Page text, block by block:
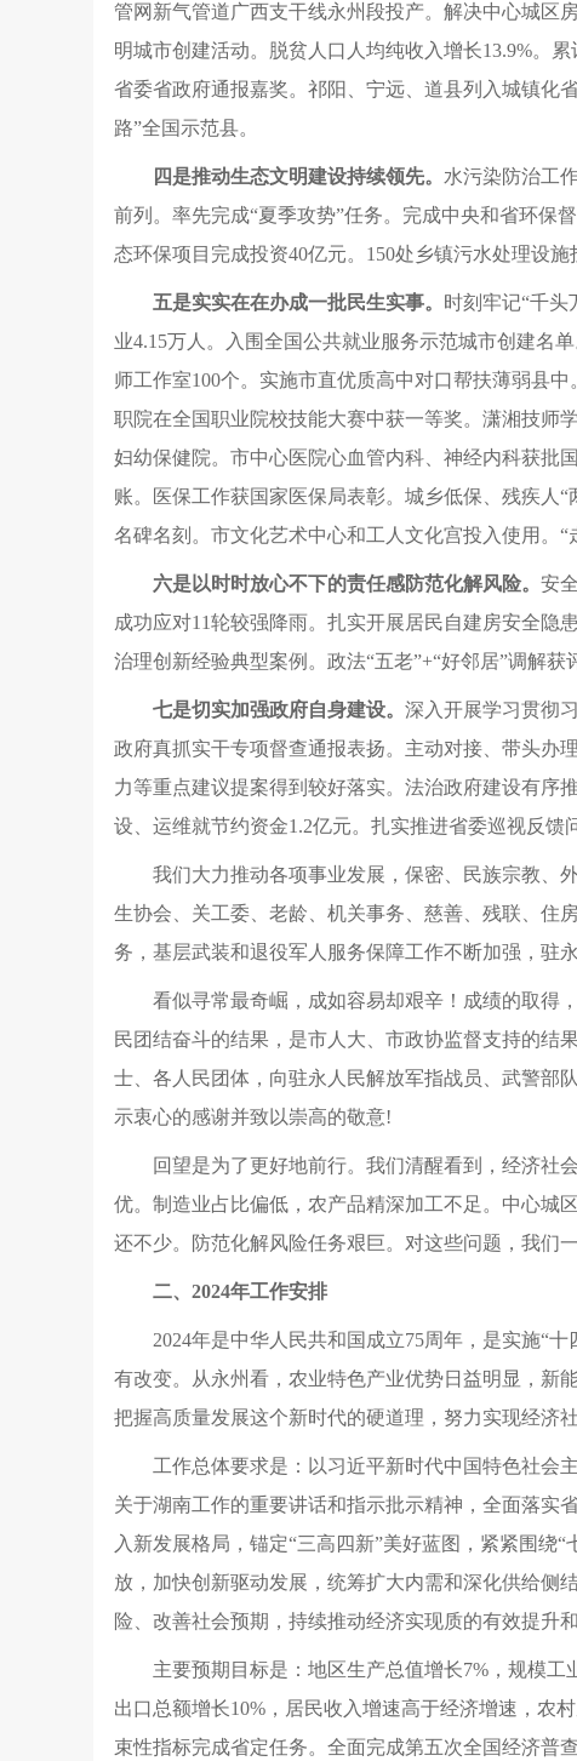
管网新气管道广西支干线永州段投产。解决中心城区
明城市创建活动。脱贫人口人均纯收入增长13.9%。
省委省政府通报嘉奖。祁阳、宁远、道县列入城镇化
路”全国示范县。
四是推动生态文明建设持续领先。 水污染防治工
前列。率先完成“夏季攻势”任务。完成中央和省环保
态环保项目完成投资40亿元。150处乡镇污水处理设
五是实实在在办成一批民生实事。 时刻牢记“千头
业4.15万人。入围全国公共就业服务示范城市创建名
师工作室100个。实施市直优质高中对口帮扶薄弱县
职院在全国职业院校技能大赛中获一等奖。潇湘技师
妇幼保健院。市中心医院心血管内科、神经内科获批
账。医保工作获国家医保局表彰。城乡低保、残疾人
名碑名刻。市文化艺术中心和工人文化宫投入使用。“
六是以时时放心不下的责任感防范化解风险。 安
成功应对11轮较强降雨。扎实开展居民自建房安全隐
治理创新经验典型案例。政法“五老”+“好邻居”调解
七是切实加强政府自身建设。 深入开展学习贯彻
政府真抓实干专项督查通报表扬。主动对接、带头办
力等重点建议提案得到较好落实。法治政府建设有序
设、运维就节约资金1.2亿元。扎实推进省委巡视反馈
我们大力推动各项事业发展，保密、民族宗教、
生协会、关工委、老龄、机关事务、慈善、残联、住
务，基层武装和退役军人服务保障工作不断加强，驻
看似寻常最奇崛，成如容易却艰辛！成绩的取得
民团结奋斗的结果，是市人大、市政协监督支持的结
士、各人民团体，向驻永人民解放军指战员、武警部
示衷心的感谢并致以崇高的敬意!
回望是为了更好地前行。我们清醒看到，经济社
优。制造业占比偏低，农产品精深加工不足。中心城
还不少。防范化解风险任务艰巨。对这些问题，我们
二、2024年工作安排
2024年是中华人民共和国成立75周年，是实施“
有改变。从永州看，农业特色产业优势日益明显，新
把握高质量发展这个新时代的硬道理，努力实现经济
工作总体要求是：以习近平新时代中国特色社会
关于湖南工作的重要讲话和指示批示精神，全面落实
入新发展格局，锚定“三高四新”美好蓝图，紧紧围绕
放，加快创新驱动发展，统筹扩大内需和深化供给侧
险、改善社会预期，持续推动经济实现质的有效提升
主要预期目标是：地区生产总值增长7%，规模
出口总额增长10%，居民收入增速高于经济增速，农
束性指标完成省定任务。全面完成第五次全国经济普查